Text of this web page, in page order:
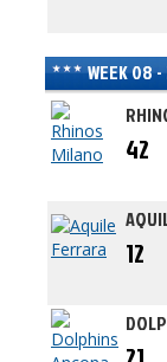
WEEK 08
42
12